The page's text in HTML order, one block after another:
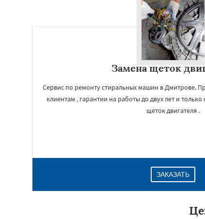
Замена щеток
Сервис по ремонту стиральных машин в Дмитрове.
клиентам , гарантии на работы до двух лет и
щеток двигателя .
ЗАКАЗАТЬ